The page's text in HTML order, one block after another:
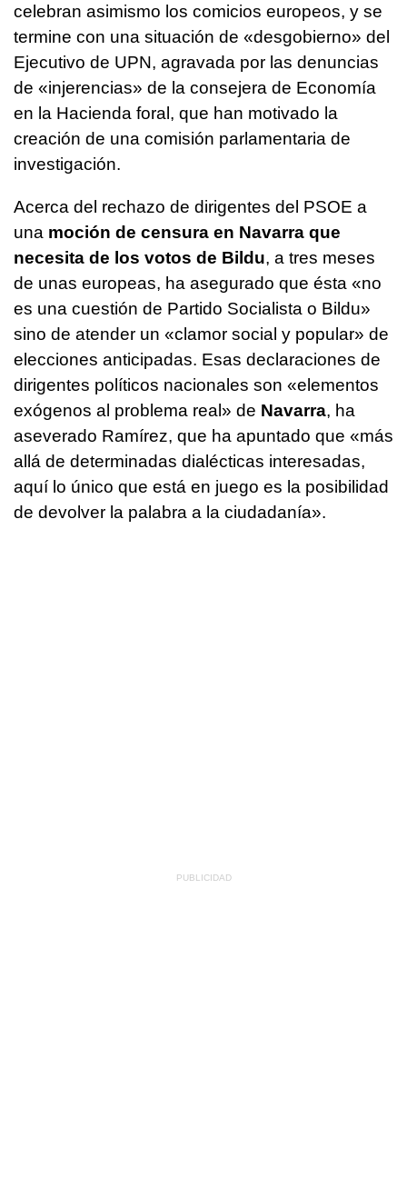
celebran asimismo los comicios europeos, y se
termine con una situación de «desgobierno» del
Ejecutivo de UPN, agravada por las denuncias
de «injerencias» de la consejera de Economía
en la Hacienda foral, que han motivado la
creación de una comisión parlamentaria de
investigación.
Acerca del rechazo de dirigentes del PSOE a
una moción de censura en Navarra que
necesita de los votos de Bildu, a tres meses
de unas europeas, ha asegurado que ésta «no
es una cuestión de Partido Socialista o Bildu»
sino de atender un «clamor social y popular» de
elecciones anticipadas. Esas declaraciones de
dirigentes políticos nacionales son «elementos
exógenos al problema real» de Navarra, ha
aseverado Ramírez, que ha apuntado que «más
allá de determinadas dialécticas interesadas,
aquí lo único que está en juego es la posibilidad
de devolver la palabra a la ciudadanía».